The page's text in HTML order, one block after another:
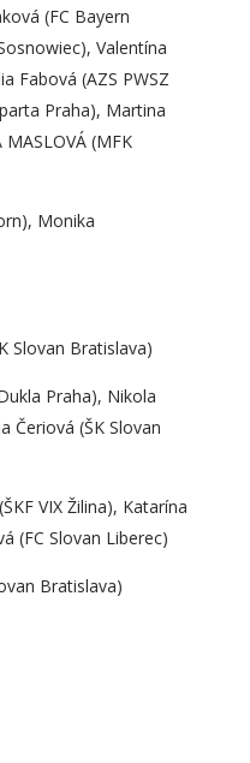
(FC Bayern
Valentína
Fabová (AZS PWSZ
Praha), Martina
(MFK
Monika
Slovan Bratislava)
Praha), Nikola
Čeriová (ŠK Slovan
VIX Žilina), Katarína
(FC Slovan Liberec)
Bratislava)